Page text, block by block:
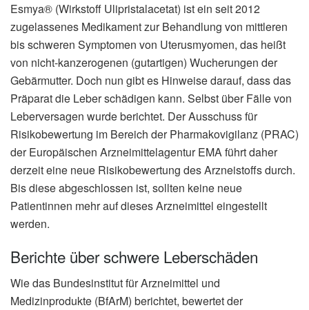
Esmya® (Wirkstoff Ulipristalacetat) ist ein seit 2012
zugelassenes Medikament zur Behandlung von mittleren
bis schweren Symptomen von Uterusmyomen, das heißt
von nicht-kanzerogenen (gutartigen) Wucherungen der
Gebärmutter. Doch nun gibt es Hinweise darauf, dass das
Präparat die Leber schädigen kann. Selbst über Fälle von
Leberversagen wurde berichtet. Der Ausschuss für
Risikobewertung im Bereich der Pharmakovigilanz (PRAC)
der Europäischen Arzneimittelagentur EMA führt daher
derzeit eine neue Risikobewertung des Arzneistoffs durch.
Bis diese abgeschlossen ist, sollten keine neue
Patientinnen mehr auf dieses Arzneimittel eingestellt
werden.
Berichte über schwere Leberschäden
Wie das Bundesinstitut für Arzneimittel und
Medizinprodukte (BfArM) berichtet, bewertet der